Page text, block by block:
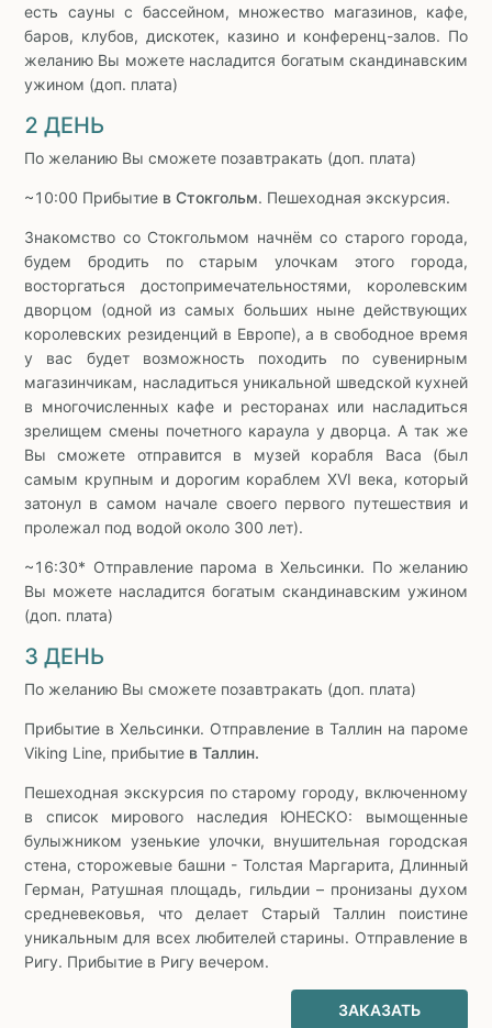
есть сауны с бассейном, множество магазинов, кафе,
баров, клубов, дискотек, казино и конференц-залов. По
желанию Вы можете насладится богатым скандинавским
ужином (доп. плата)
2 ДЕНЬ
По желанию Вы сможете позавтракать (доп. плата)
~10:00 Прибытие в Стокгольм. Пешеходная экскурсия.
Знакомство со Стокгольмом начнём со старого города,
будем бродить по старым улочкам этого города,
восторгаться достопримечательностями, королевским
дворцом (одной из самых больших ныне действующих
королевских резиденций в Европе), а в свободное время
у вас будет возможность походить по сувенирным
магазинчикам, насладиться уникальной шведской кухней
в многочисленных кафе и ресторанах или насладиться
зрелищем смены почетного караула у дворца. А так же
Вы сможете отправится в музей корабля Васа (был
самым крупным и дорогим кораблем XVI века, который
затонул в самом начале своего первого путешествия и
пролежал под водой около 300 лет).
~16:30* Отправление парома в Хельсинки. По желанию
Вы можете насладится богатым скандинавским ужином
(доп. плата)
3 ДЕНЬ
По желанию Вы сможете позавтракать (доп. плата)
Прибытие в Хельсинки. Отправление в Таллин на пароме
Viking Line, прибытие в Таллин.
Пешеходная экскурсия по старому городу, включенному
в список мирового наследия ЮНЕСКО: вымощенные
булыжником узенькие улочки, внушительная городская
стена, сторожевые башни - Толстая Маргарита, Длинный
Герман, Ратушная площадь, гильдии – пронизаны духом
средневековья, что делает Старый Таллин поистине
уникальным для всех любителей старины. Отправление в
Ригу. Прибытие в Ригу вечером.
ЗАКАЗАТЬ